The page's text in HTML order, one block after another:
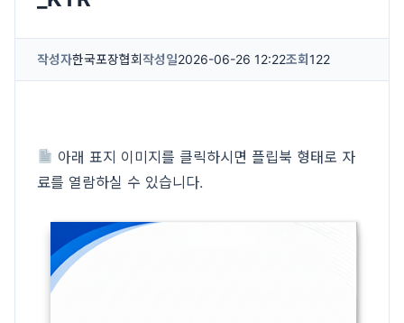
작성자한국포장협회작성일2026-06-26 12:22조회 122
아래 표지 이미지를 클릭하시면 플립북 형태로 자
료를 열람하실 수 있습니다.